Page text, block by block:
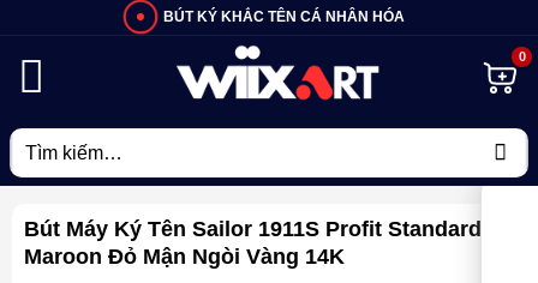
BÚT KÝ KHẮC TÊN CÁ NHÂN HÓA
Tìm
kiếm:
Bút Máy Ký Tên Sailor 1911S Profit Standard
Maroon Đỏ Mận Ngòi Vàng 14K